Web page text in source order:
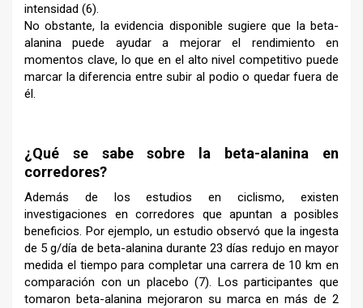
intensidad (6).
No obstante, la evidencia disponible sugiere que la beta-
alanina puede ayudar a mejorar el rendimiento en
momentos clave, lo que en el alto nivel competitivo puede
marcar la diferencia entre subir al podio o quedar fuera de
él.
¿Qué se sabe sobre la beta-alanina en
corredores?
Además de los estudios en ciclismo, existen
investigaciones en corredores que apuntan a posibles
beneficios. Por ejemplo, un estudio observó que la ingesta
de 5 g/día de beta-alanina durante 23 días redujo en mayor
medida el tiempo para completar una carrera de 10 km en
comparación con un placebo (7). Los participantes que
tomaron beta-alanina mejoraron su marca en más de 2